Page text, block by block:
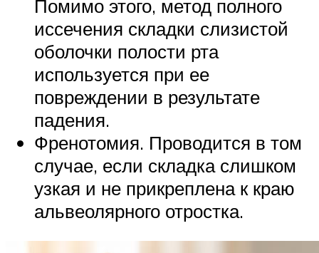
Помимо этого, метод полного
иссечения складки слизистой
оболочки полости рта
используется при ее
повреждении в результате
падения.
Френотомия. Проводится в том
случае, если складка слишком
узкая и не прикреплена к краю
альвеолярного отростка.